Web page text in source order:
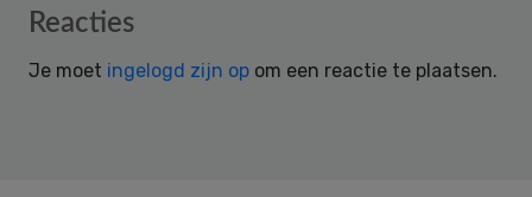
Reader
Reacties
Je moet ingelogd zijn op om een reactie te plaatsen.